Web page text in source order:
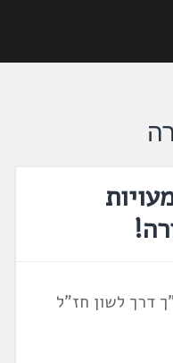
דרך לשון חז"ל